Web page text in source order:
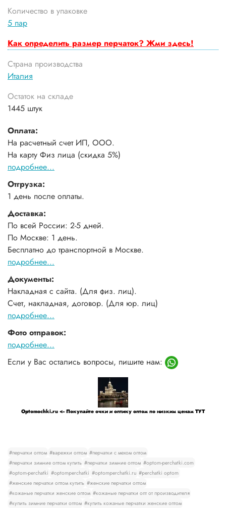
Количество в упаковке
5 пар
Как определить размер перчаток? Жми здесь!
Страна производства
Италия
Остаток на складе
1445 штук
Оплата:
На расчетный счет ИП, ООО.
На карту Физ лица (скидка 5%)
подробнее...
Отгрузка:
1 день после оплаты.
Доставка:
По всей России: 2-5 дней.
По Москве: 1 день.
Бесплатно до транспортной в Москве.
подробнее...
Документы:
Накладная с сайта. (Для физ. лиц).
Счет, накладная, договор. (Для юр. лиц)
подробнее...
Фото отправок:
подробнее...
Если у Вас остались вопросы, пишите нам:
Optomochki.ru <-- Покупайте очки и оптику оптом по низким ценам ТУТ
#перчатки оптом #варежки оптом #перчатки с мехом оптом
#перчатки зимние оптом купить #перчатки зимние оптом #optom-perchatki.com
#optom-perchatki #optomperchatki #optomperchatki.ru #perchatki optom
#женские перчатки оптом купить #женские перчатки оптом
#кожаные перчатки женские оптом #кожаные перчатки опт от производителя
#купить зимние перчатки оптом #купить кожаные перчатки женские оптом